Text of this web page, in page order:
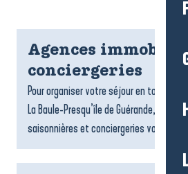
Agences
conciergeries
Pour organiser votre séjour en toute
La Baule-Presqu’île de Guérande, les
saisonnières et conciergeries vous